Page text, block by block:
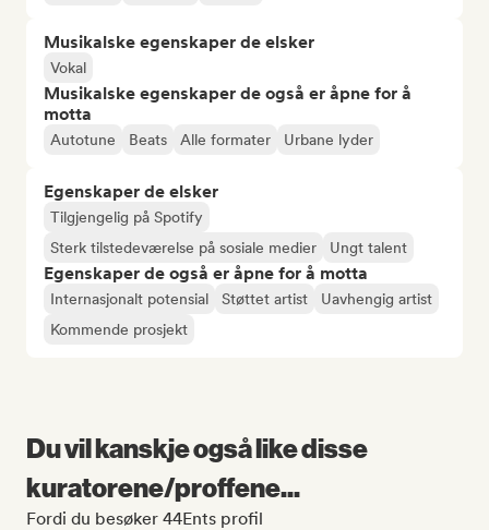
Musikalske egenskaper de elsker
Vokal
Musikalske egenskaper de også er åpne for å
motta
Autotune Beats Alle formater Urbane lyder
Egenskaper de elsker
Tilgjengelig på Spotify
Sterk tilstedeværelse på sosiale medier
Ungt talent
Egenskaper de også er åpne for å motta
Internasjonalt potensial Støttet artist
Uavhengig artist
Kommende prosjekt
Du vil kanskje også like disse
kuratorene/proffene...
Fordi du besøker 44Ents profil